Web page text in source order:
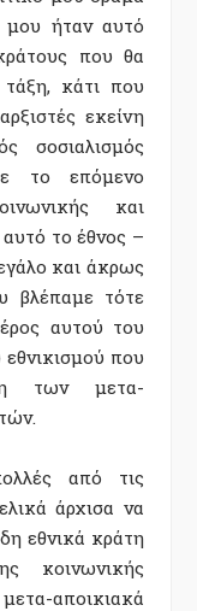
ήταν αυτό
που θα
κάτι που
εκείνη
σοσιαλισμός
το επόμενο
και
το έθνος –
και άκρως
βλέπαμε τότε
αυτού του
που
των μετα-
από τις
άρχισα να
εθνικά κράτη
κοινωνικής
αποικιακά